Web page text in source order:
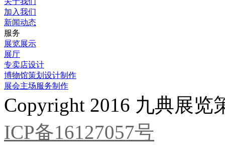
加入我们
新闻动态
服务
展览展示
展厅
专卖店设计
博物馆策划设计制作
展会主场服务制作
Copyright 2016 九典展
ICP备16127057号